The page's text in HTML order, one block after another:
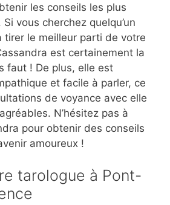
les conseils les plus
vous cherchez quelqu’un
tirer le meilleur parti de votre
est certainement la
faut ! De plus, elle est
et facile à parler, ce
de voyance avec elle
N’hésitez pas à
pour obtenir des conseils
amoureux !
tarologue à Pont-